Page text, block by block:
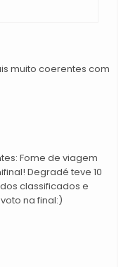
muito coerentes com
Fome de viagem
Degradé teve 10
classificados e
na final:)